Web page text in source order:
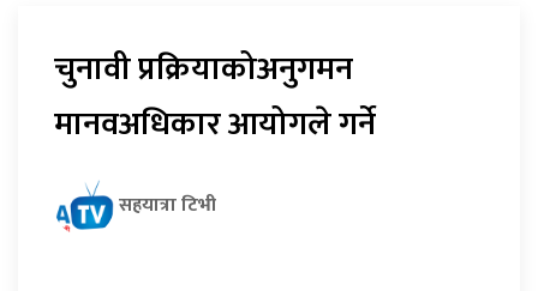
चुनावी प्रक्रियाकोअनुगमन
मानवअधिकार आयोगले गर्ने
सहयात्रा टिभी